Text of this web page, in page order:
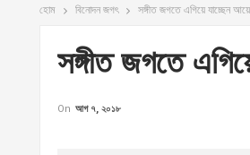
হোম বিনোদন জগৎ সঙ্গীত জগতে এগিয়ে যাচ্ছেন
সঙ্গীত জগতে
On আগ ৭, ২০১৮